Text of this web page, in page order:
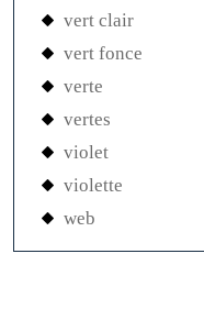
vert clair
vert fonce
verte
vertes
violet
violette
web